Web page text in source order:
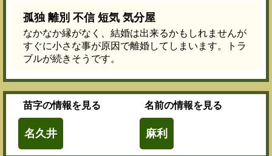
孤独 離別 不信 短気 気分屋
なかなか縁がなく、結婚は出来るかもしれませんが
すぐに小さな事が原因で離婚してしまいます。トラ
ブルが続きそうです。
苗字の情報を見る
名久井
名前の情報を見る
麻利